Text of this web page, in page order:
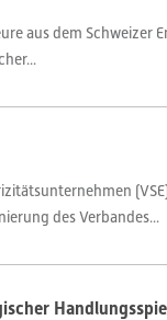
aus dem Schweizer
des Verbandes...